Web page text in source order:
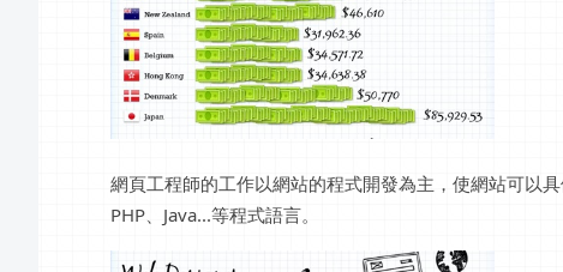
網頁工程師的工作以網站的程式開發為主，使網站可以
PHP、Java...等程式語言。